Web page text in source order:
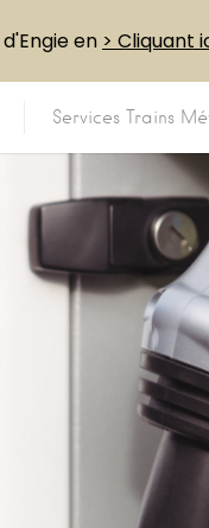
Services Trains
d'Engie en > Cliquant